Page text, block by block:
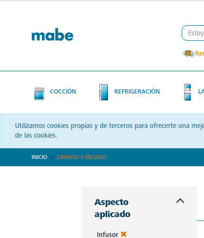
COCCIÓN REFRIGERACIÓN
Utilizamos cookies propias y de terceros para ofrecerte una
de las cookies.
INICIO LAVADO Y SECADO
Aspecto
aplicado
Infusor